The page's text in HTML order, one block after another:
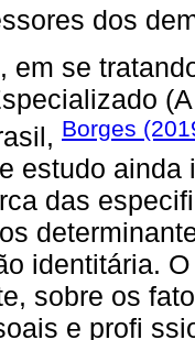
dos
em se
Borges
estudo
das
identitária.
sobre os
e profi